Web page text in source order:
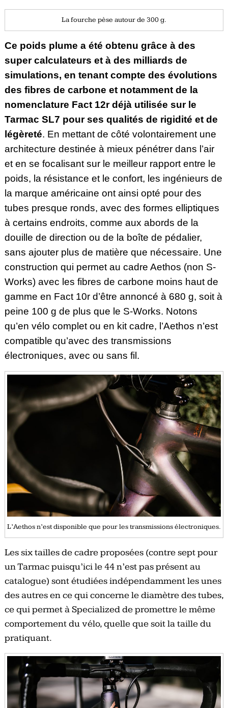
La fourche pèse autour de 300 g.
Ce poids plume a été obtenu grâce à des
super calculateurs et à des milliards de
simulations, en tenant compte des évolutions
des fibres de carbone et notamment de la
nomenclature Fact 12r déjà utilisée sur le
Tarmac SL7 pour ses qualités de rigidité et de
légèreté. En mettant de côté volontairement une
architecture destinée à mieux pénétrer dans l’air
et en se focalisant sur le meilleur rapport entre le
poids, la résistance et le confort, les ingénieurs de
la marque américaine ont ainsi opté pour des
tubes presque ronds, avec des formes elliptiques
à certains endroits, comme aux abords de la
douille de direction ou de la boîte de pédalier,
sans ajouter plus de matière que nécessaire. Une
construction qui permet au cadre Aethos (non S-
Works) avec les fibres de carbone moins haut de
gamme en Fact 10r d’être annoncé à 680 g, soit à
peine 100 g de plus que le S-Works. Notons
qu’en vélo complet ou en kit cadre, l’Aethos n’est
compatible qu’avec des transmissions
électroniques, avec ou sans fil.
L’Aethos n’est disponible que pour les transmissions électroniques.
Les six tailles de cadre proposées (contre sept pour
un Tarmac puisqu’ici le 44 n’est pas présent au
catalogue) sont étudiées indépendamment les unes
des autres en ce qui concerne le diamètre des tubes,
ce qui permet à Specialized de promettre le même
comportement du vélo, quelle que soit la taille du
pratiquant.